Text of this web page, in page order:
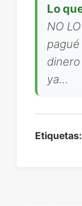
Lo
NO
ya…
Etiquetas: